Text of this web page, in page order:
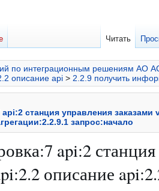
по интеграционным решениям АО
описание api > 2.2.9 получить
станция управления
запрос:начало
api:2
описание
Читать